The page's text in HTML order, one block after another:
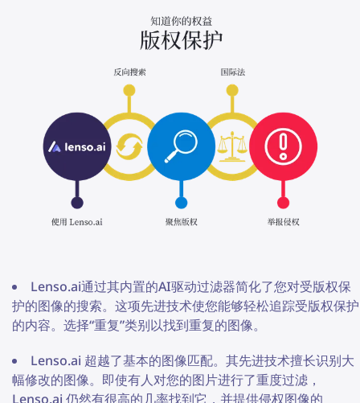
Lenso.ai通过其内置的AI驱动过滤器简化了您对受版权保
护的图像的搜索。这项先进技术使您能够轻松追踪受版权保护
的内容。选择“重复”类别以找到重复的图像。
Lenso.ai 超越了基本的图像匹配。其先进技术擅长识别大
幅修改的图像。即使有人对您的图片进行了重度过滤，
Lenso.ai 仍然有很高的几率找到它，并提供侵权图像的